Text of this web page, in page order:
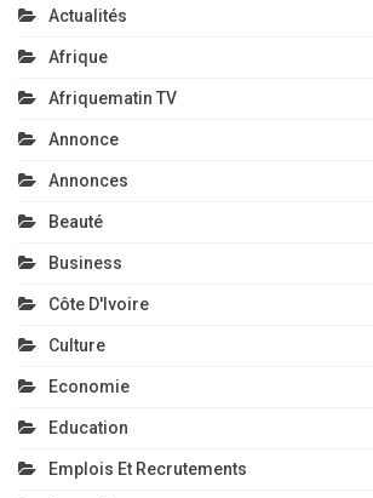
Actualités
Afrique
Afriquematin TV
Annonce
Annonces
Beauté
Business
Côte D'Ivoire
Culture
Economie
Education
Emplois Et Recrutements